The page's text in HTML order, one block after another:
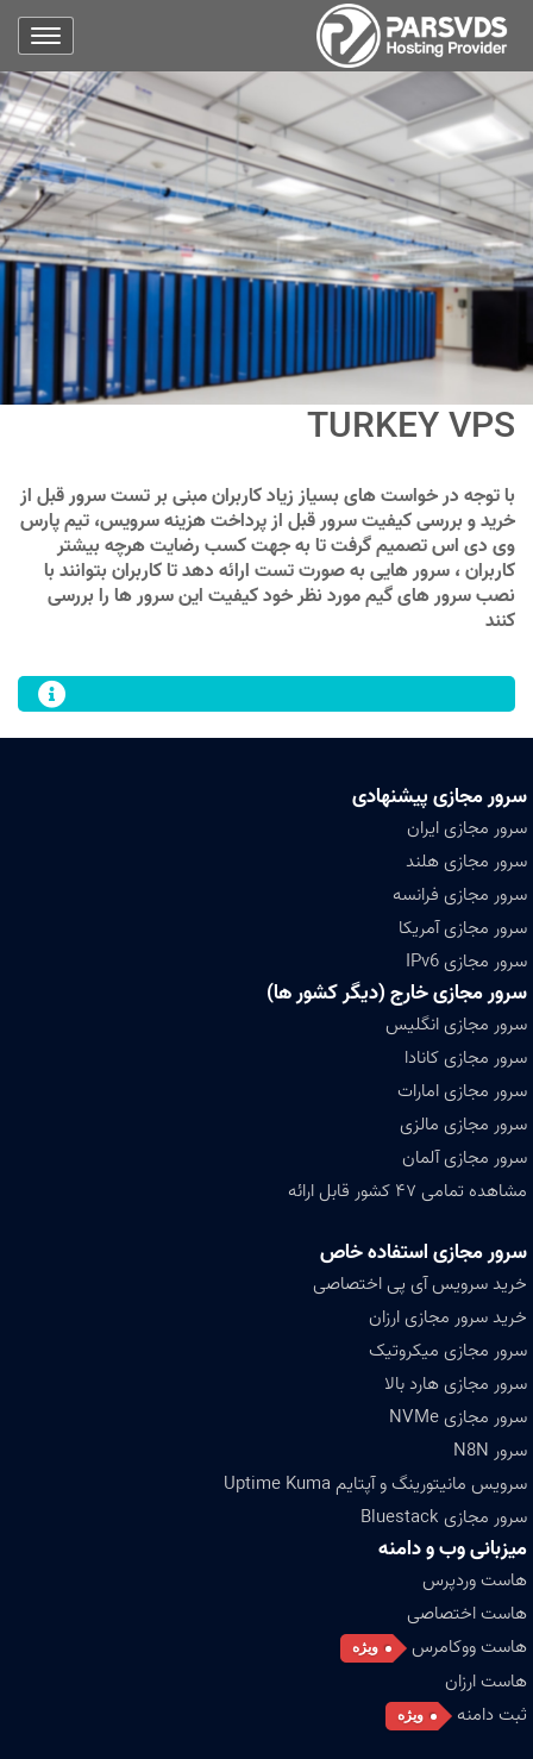
TURKEY VPS
با توجه در خواست های بسیاز زیاد کاربران مبنی بر تست سرور قبل از
خرید و بررسی کیفیت سرور قبل از پرداخت هزینه سرویس، تیم پارس
وی دی اس تصمیم گرفت تا به جهت کسب رضایت هرچه بیشتر
کاربران ، سرور هایی به صورت تست ارائه دهد تا کاربران بتوانند با
نصب سرور های گیم مورد نظر خود کیفیت این سرور ها را بررسی
کنند
سرور مجازی پیشنهادی
سرور مجازی ایران
سرور مجازی هلند
سرور مجازی فرانسه
سرور مجازی آمریکا
سرور مجازی IPv6
سرور مجازی خارج (دیگر کشور ها)
سرور مجازی انگلیس
سرور مجازی کانادا
سرور مجازی امارات
سرور مجازی مالزی
سرور مجازی آلمان
مشاهده تمامی ۴۷ کشور قابل ارائه
سرور مجازی استفاده خاص
خرید سرویس آی پی اختصاصی
خرید سرور مجازی ارزان
سرور مجازی میکروتیک
سرور مجازی هارد بالا
سرور مجازی NVMe
سرور N8N
سرویس مانیتورینگ و آپتایم Uptime Kuma
سرور مجازی Bluestack
میزبانی وب و دامنه
هاست وردپرس
هاست اختصاصی
هاست ووکامرس
ویژه
هاست ارزان
ثبت دامنه
ویژه